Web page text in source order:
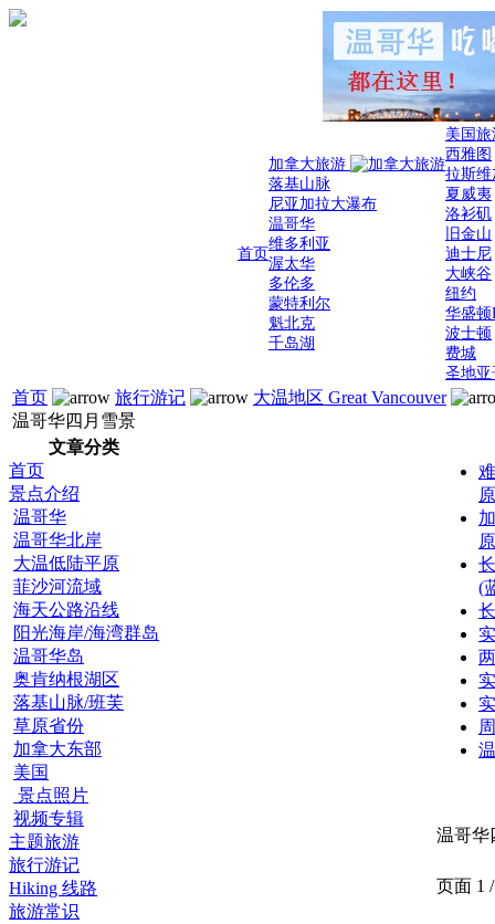
首页
加拿大旅游
落基山脉
尼亚加拉大瀑布
温哥华
维多利亚
渥太华
多伦多
蒙特利尔
魁北克
千岛湖
美国
西雅图
拉斯维
夏威夷
洛衫矶
旧金山
迪士尼
大峡谷
纽约
华盛顿
波士顿
费城
圣地亚
首页 旅行游记
大温地区 Great Vancouver
温哥华四月雪景
文章分类
首页
景点介绍
温哥华
温哥华北岸
大温低陆平原
菲沙河流域
海天公路沿线
阳光海岸/海湾群岛
温哥华岛
奥肯纳根湖区
落基山脉/班芙
草原省份
加拿大东部
美国
景点照片
视频专辑
主题旅游
旅行游记
Hiking 线路
旅游常识
(
温哥华
页面 1